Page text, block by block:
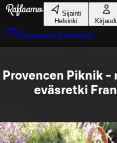
Siirry pääsisältöön
Sijainti
Helsinki
Varaa pöytä Helsinki
Provencen Piknik
eväsretki